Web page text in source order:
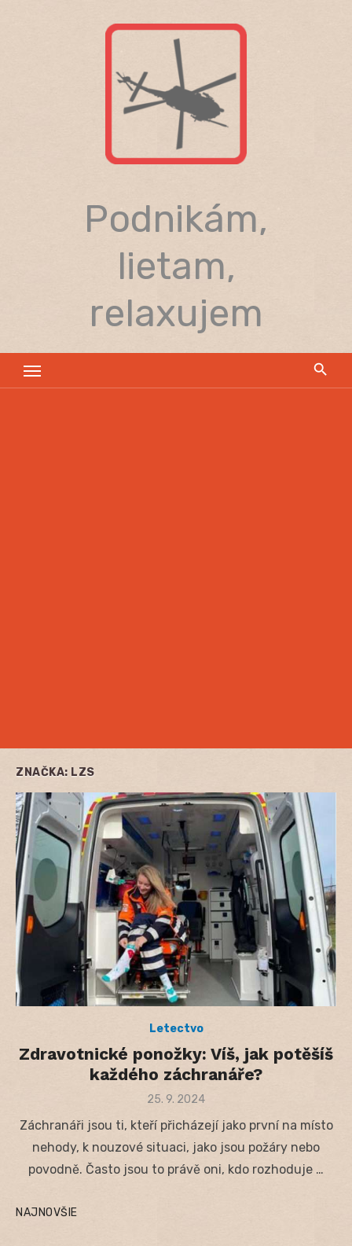
Podnikám,
lietam,
relaxujem
ZNAČKA: LZS
Letectvo
Zdravotnické ponožky: Víš, jak potěšíš
každého záchranáře?
Posted
25. 9. 2024
Záchranáři jsou ti, kteří přicházejí jako první na místo
nehody, k nouzové situaci, jako jsou požáry nebo
povodně. Často jsou to právě oni, kdo rozhoduje …
NAJNOVŠIE